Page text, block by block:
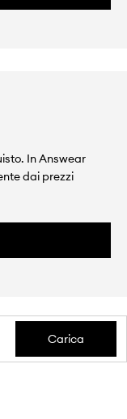
In Answear
dai prezzi
Carica